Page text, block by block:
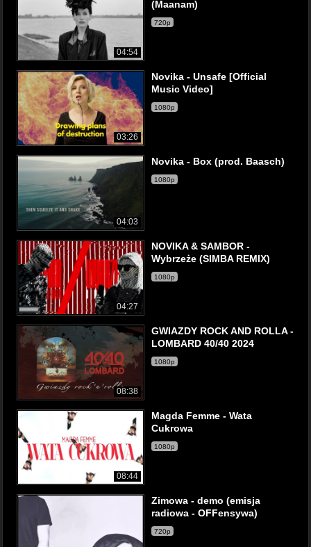
04:54
(Maanam)
720p
03:26
Novika - Unsafe [Official
Music Video]
1080p
04:03
Novika - Box (prod. Baasch)
1080p
04:27
NOVIKA & SAMBOR -
Wybrzeże (SIMBA REMIX)
1080p
08:38
GWIAZDY ROCK AND ROLLA -
LOMBARD 40/40 2024
1080p
08:44
Magda Femme - Wata
Cukrowa
1080p
Zimowa - demo (emisja
radiowa - OFFensywa)
720p